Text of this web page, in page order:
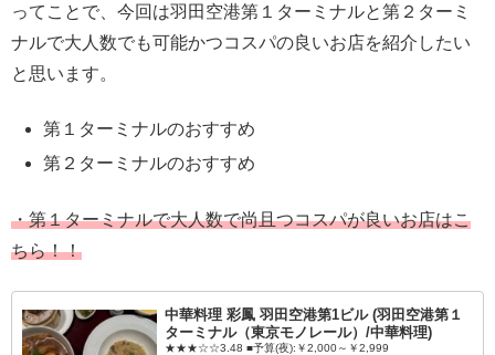
ってことで、今回は羽田空港第１ターミナルと第２ターミ
ナルで大人数でも可能かつコスパの良いお店を紹介したい
と思います。
第１ターミナルのおすすめ
第２ターミナルのおすすめ
・第１ターミナルで大人数で尚且つコスパが良いお店はこ
ちら！！
中華料理 彩鳳 羽田空港第1ビル (羽田空港第１
ターミナル（東京モノレール）/中華料理)
★★★☆☆3.48 ■予算(夜):￥2,000～￥2,999